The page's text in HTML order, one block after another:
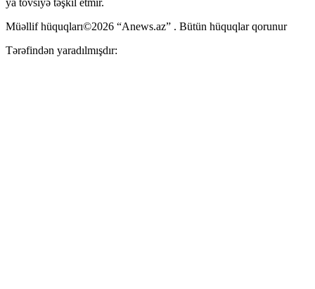
Müəllif hüquqları©2026 “Anews.az” . Bütün hüquqlar qorunur
Tərəfindən yaradılmışdır: